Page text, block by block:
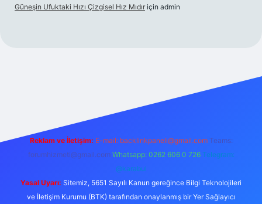
Güneşin Ufuktaki Hızı Çizgisel Hız Mıdır için admin
Reklam ve İletişim: E-mail: backlinkpaneli@gmail.com Teams:
forumhizmeti@gmail.com Whatsapp: 0262 606 0 726 Telegram:
@karabul
Yasal Uyarı: Sitemiz, 5651 Sayılı Kanun gereğince Bilgi Teknolojileri
ve İletişim Kurumu (BTK) tarafından onaylanmış bir Yer Sağlayıcı